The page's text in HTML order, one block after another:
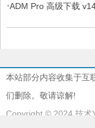
·ADM Pro 高级下载
本站部分内容收集于互
们删除。敬请谅解!
Copyright © 2024 技术